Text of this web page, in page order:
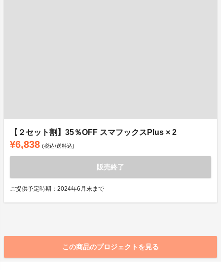
【２セット割】35％OFF スマフックスPlus × 2
¥6,838 (税込/送料込)
販売終了
ご提供予定時期：2024年6月末まで
この商品のプロジェクトを見る